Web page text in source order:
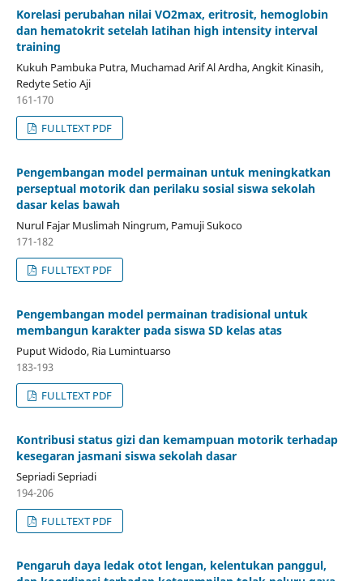
Korelasi perubahan nilai VO2max, eritrosit, hemoglobin
dan hematokrit setelah latihan high intensity interval
training
Kukuh Pambuka Putra, Muchamad Arif Al Ardha, Angkit Kinasih,
Redyte Setio Aji
161-170
FULLTEXT PDF
Pengembangan model permainan untuk meningkatkan
perseptual motorik dan perilaku sosial siswa sekolah
dasar kelas bawah
Nurul Fajar Muslimah Ningrum, Pamuji Sukoco
171-182
FULLTEXT PDF
Pengembangan model permainan tradisional untuk
membangun karakter pada siswa SD kelas atas
Puput Widodo, Ria Lumintuarso
183-193
FULLTEXT PDF
Kontribusi status gizi dan kemampuan motorik terhadap
kesegaran jasmani siswa sekolah dasar
Sepriadi Sepriadi
194-206
FULLTEXT PDF
Pengaruh daya ledak otot lengan, kelentukan panggul,